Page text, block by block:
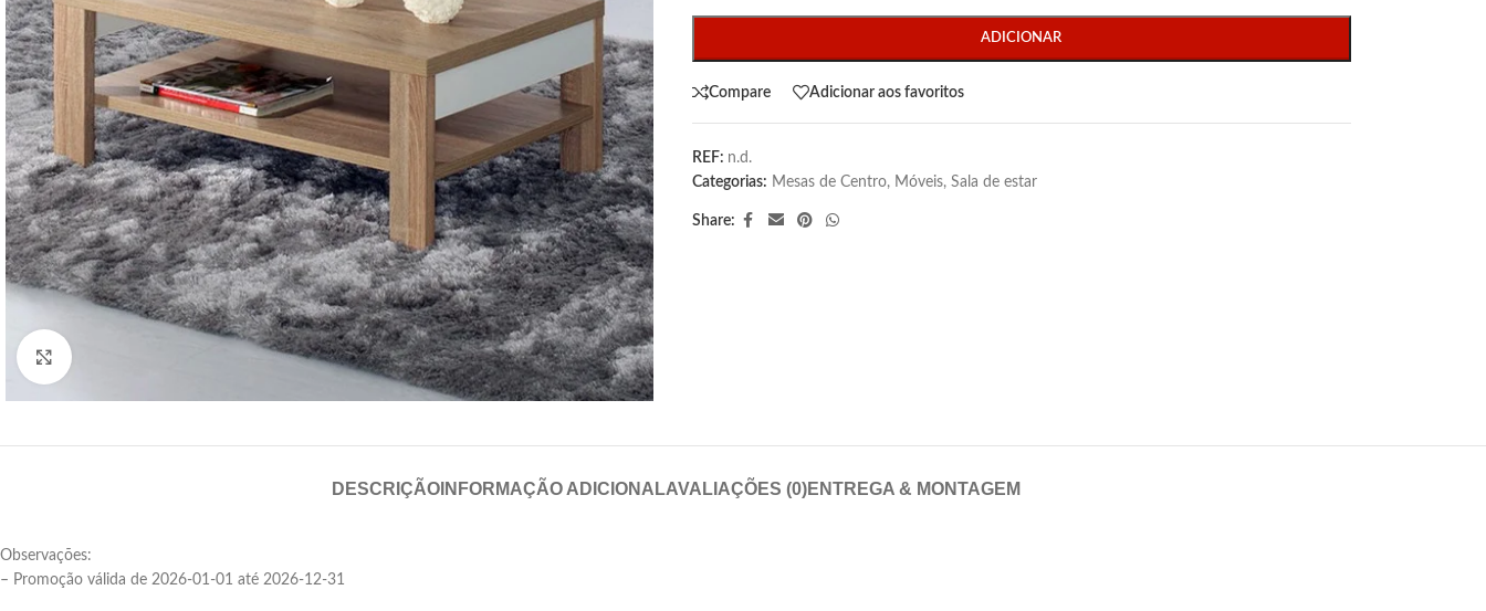
ADICIONAR
Compare Adicionar aos favoritos
REF: n.d.
Categorias: Mesas de Centro, Móveis, Sala de estar
Share:
DESCRIÇÃOINFORMAÇÃO ADICIONALAVALIAÇÕES (0)ENTREGA & MONTAGEM
Observações:
– Promoção válida de 2026-01-01 até 2026-12-31